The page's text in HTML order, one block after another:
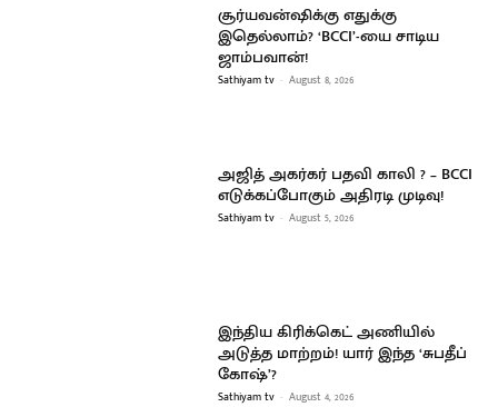
சூர்யவன்ஷிக்கு எதுக்கு
இதெல்லாம்? ‘BCCI’-யை சாடிய
ஜாம்பவான்!
Sathiyam tv - August 8, 2026
அஜித் அகர்கர் பதவி காலி ? – BCCI
எடுக்கப்போகும் அதிரடி முடிவு!
Sathiyam tv - August 5, 2026
இந்திய கிரிக்கெட் அணியில்
அடுத்த மாற்றம்! யார் இந்த ‘சுபதீப்
கோஷ்’?
Sathiyam tv - August 4, 2026